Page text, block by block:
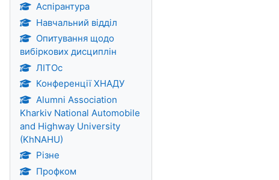
Аспірантура
Навчальний відділ
Опитування щодо
вибіркових дисциплін
ЛІТОс
Конференції ХНАДУ
Alumni Association
Kharkiv National Automobile
and Highway University
(KhNAHU)
Різне
Профком